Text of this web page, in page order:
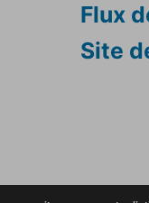
Flux
Site